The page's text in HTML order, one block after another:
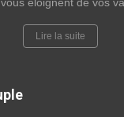
Lire la suite